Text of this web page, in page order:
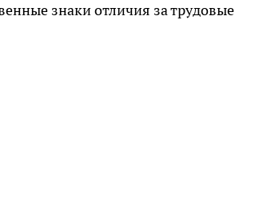
знаки отличия за трудовые